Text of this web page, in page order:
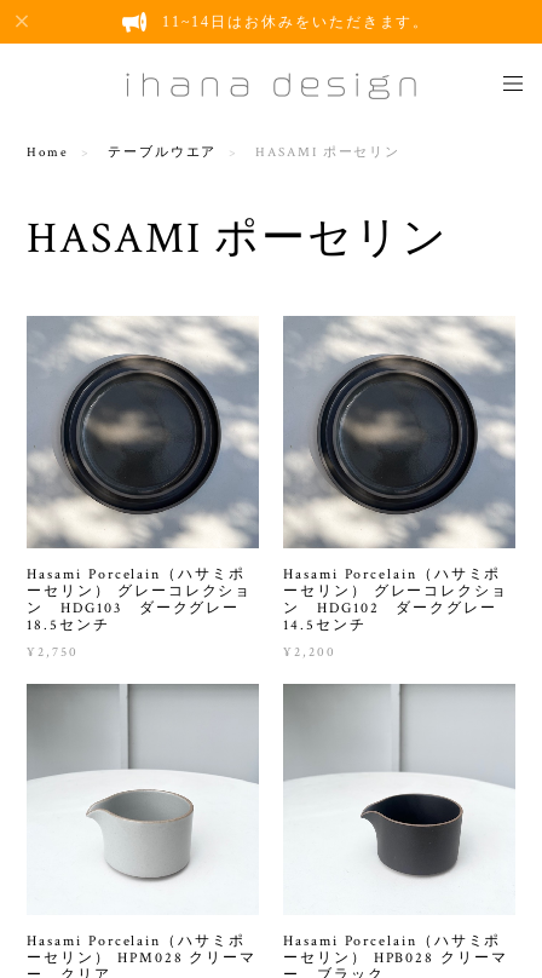
11~14日はお休みをいただきます。
Home テーブルウエア HASAMI ポーセリン
HASAMI ポーセリン
Hasami Porcelain（ハサミポ
ーセリン） グレーコレクショ
ン HDG103 ダークグレー
18.5センチ
¥2,750
Hasami Porcelain（ハサミポ
ーセリン） グレーコレクショ
ン HDG102 ダークグレー
14.5センチ
¥2,200
Hasami Porcelain（ハサミポ
ーセリン） HPM028 クリーマ
Hasami Porcelain（ハサミポ
ーセリン） HPB028 クリーマ